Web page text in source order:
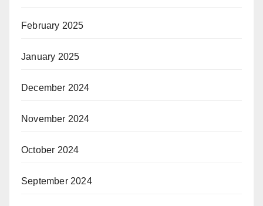
February 2025
January 2025
December 2024
November 2024
October 2024
September 2024